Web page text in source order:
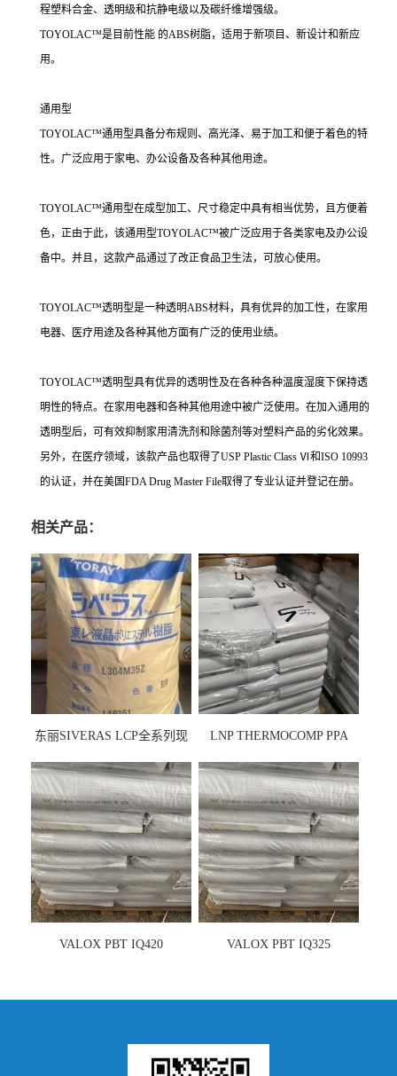
程塑料合金、透明级和抗静电级以及碳纤维增强级。
TOYOLAC™是目前性能 的ABS树脂，适用于新项目、新设计和新应
用。
通用型
TOYOLAC™通用型具备分布规则、高光泽、易于加工和便于着色的特
性。广泛应用于家电、办公设备及各种其他用途。
TOYOLAC™通用型在成型加工、尺寸稳定中具有相当优势，且方便着
色，正由于此，该通用型TOYOLAC™被广泛应用于各类家电及办公设
备中。并且，这款产品通过了改正食品卫生法，可放心使用。
TOYOLAC™透明型是一种透明ABS材料，具有优异的加工性，在家用
电器、医疗用途及各种其他方面有广泛的使用业绩。
TOYOLAC™透明型具有优异的透明性及在各种各种温度湿度下保持透
明性的特点。在家用电器和各种其他用途中被广泛使用。在加入通用的
透明型后，可有效抑制家用清洗剂和除菌剂等对塑料产品的劣化效果。
另外，在医疗领域，该款产品也取得了USP Plastic Class Ⅵ和ISO 10993
的认证，并在美国FDA Drug Master File取得了专业认证并登记在册。
相关产品：
东丽SIVERAS LCP全系列现
LNP THERMOCOMP PPA
VALOX PBT IQ420 VALOX PBT IQ325